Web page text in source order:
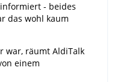
- beides
das wohl kaum
war, räumt AldiTalk
einem